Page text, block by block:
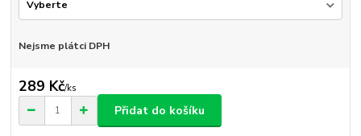
Nejsme plátci DPH
289 Kč/ks
Přidat do košíku